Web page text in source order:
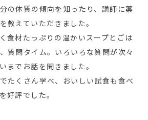
の体質の傾向を知ったり、講師に薬
教えていただきました。
食材たっぷりの温かいスープとごは
質問タイム。いろいろな質問が次々
までお話を聞きました。
たくさん学べ、おいしい試食も食べ
好評でした。